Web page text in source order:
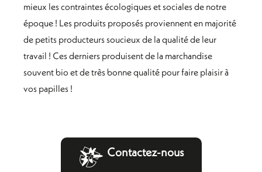
mieux les contraintes écologiques et sociales de notre
époque ! Les produits proposés proviennent en majorité
de petits producteurs soucieux de la qualité de leur
travail ! Ces derniers produisent de la marchandise
souvent bio et de très bonne qualité pour faire plaisir à
vos papilles !
Contactez-nous